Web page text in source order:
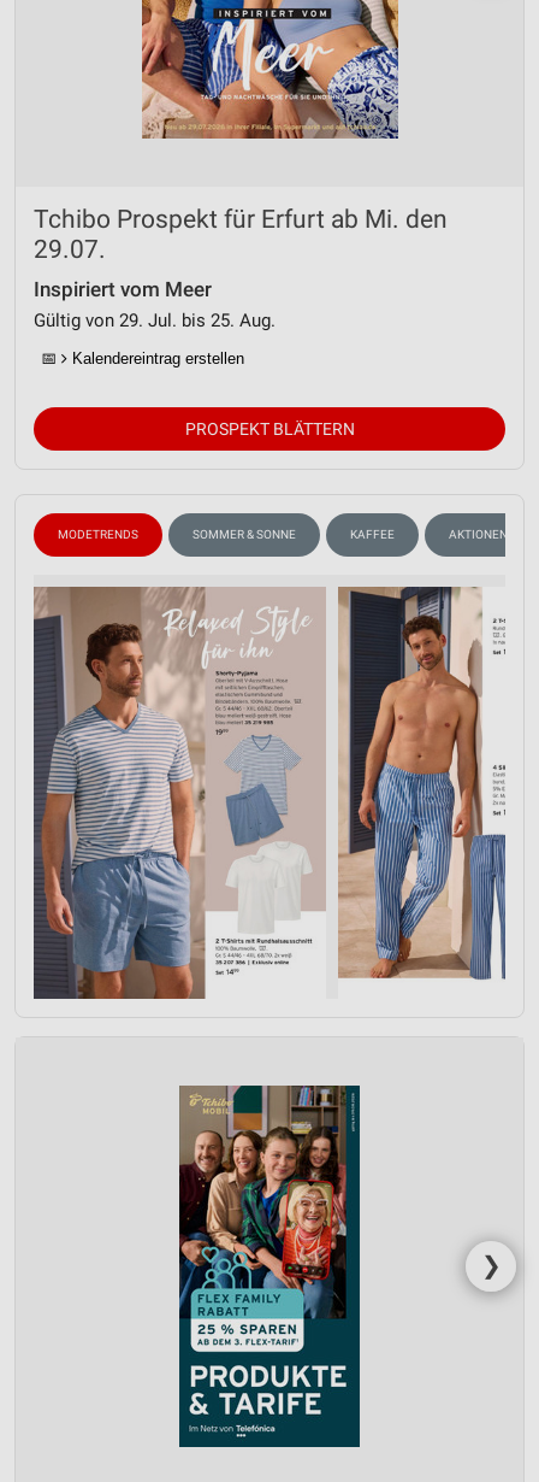
Tchibo Prospekt für Erfurt ab Mi. den
29.07.
Inspiriert vom Meer
Gültig von 29. Jul. bis 25. Aug.
📅 Kalendereintrag erstellen
PROSPEKT BLÄTTERN
MODETRENDS SOMMER & SONNE KAFFEE AKTIONEN,
❯